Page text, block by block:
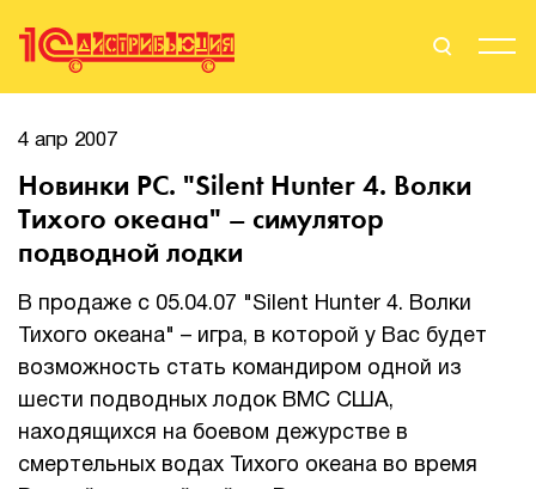
Поиск
Стать Партнером
О нас
Вендоры
Партнерам
События
4 апр 2007
Новинки PC. "Silent Hunter 4. Волки
Тихого океана" – симулятор
подводной лодки
В продаже с 05.04.07 "Silent Hunter 4. Волки
Тихого океана" – игра, в которой у Вас будет
возможность стать командиром одной из
шести подводных лодок ВМС США,
находящихся на боевом дежурстве в
смертельных водах Тихого океана во время